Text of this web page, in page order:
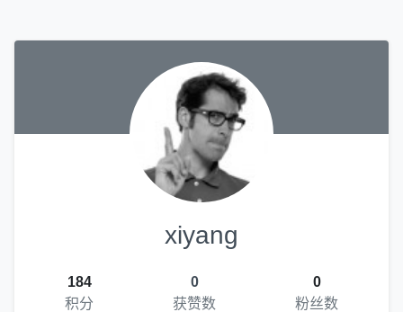
xiyang
184
积分
0
获赞数
0
粉丝数